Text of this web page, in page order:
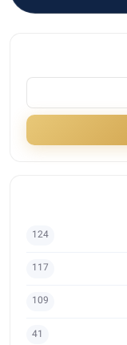
124
117
109
41